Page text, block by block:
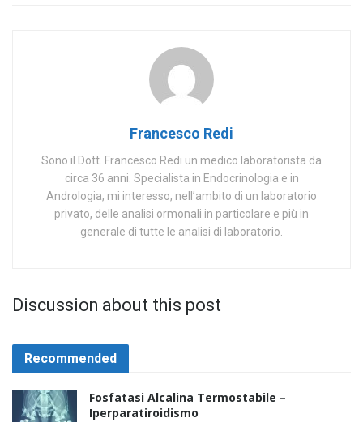
Francesco Redi
Sono il Dott. Francesco Redi un medico laboratorista da
circa 36 anni. Specialista in Endocrinologia e in
Andrologia, mi interesso, nell’ambito di un laboratorio
privato, delle analisi ormonali in particolare e più in
generale di tutte le analisi di laboratorio.
Discussion about this post
Recommended
Fosfatasi Alcalina Termostabile –
Iperparatiroidismo